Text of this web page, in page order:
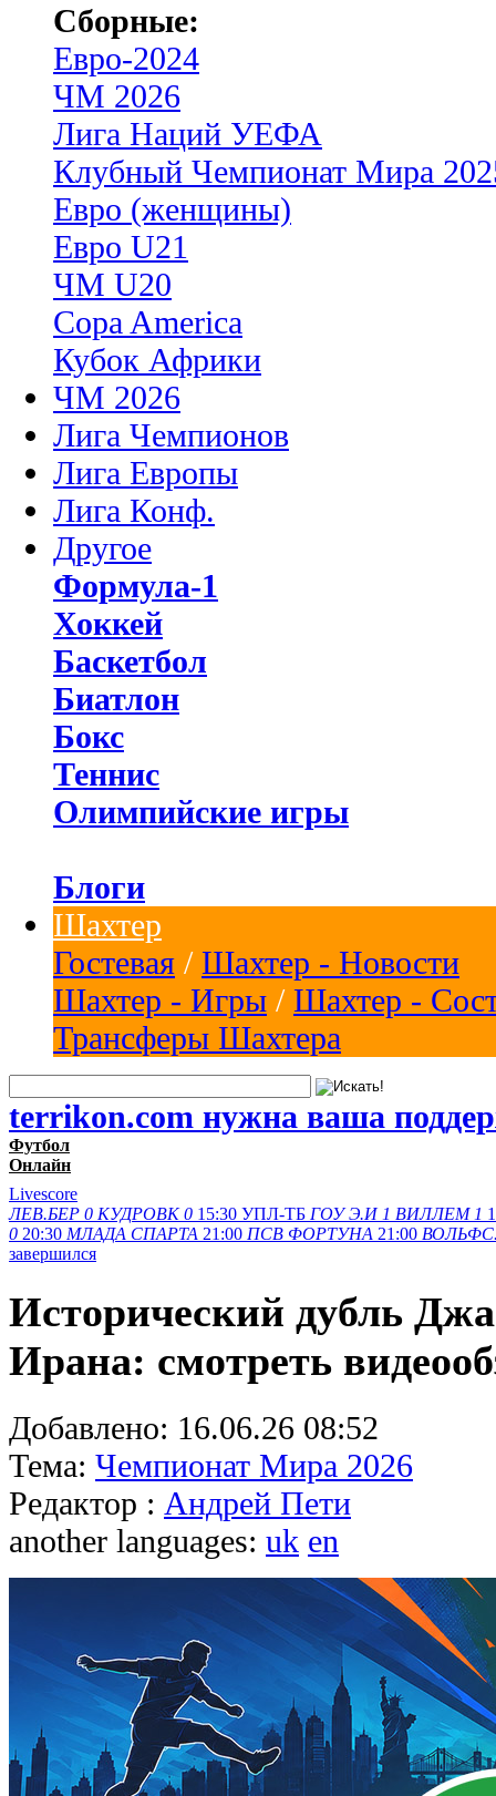
Сборные:
Евро-2024
ЧМ 2026
Лига Наций УЕФА
Клубный Чемпионат Мира
Евро (женщины)
Евро U21
ЧМ U20
Copa America
Кубок Африки
ЧМ 2026
Лига Чемпионов
Лига Европы
Лига Конф.
Другое
Формула-1
Хоккей
Баскетбол
Биатлон
Бокс
Теннис
Олимпийские игры
Блоги
Шахтер
Гостевая / Шахтер - Новости
Шахтер - Игры / Шахтер -
Трансферы Шахтера
terrikon.com нужна ваша
Футбол
Онлайн
Livescore
ЛЕВ.БЕР 0 КУДРОВК 0 15:30 УПЛ-ТБ ГОУ Э.И 1 ВИЛЛЕМ 1
0 20:30 МЛАДА СПАРТА 21:00 ПСВ ФОРТУНА 21:00
завершился
Исторический дубль
Ирана: смотреть
Добавлено: 16.06.26 08:52
Тема: Чемпионат Мира 2026
Редактор : Андрей Пети
another languages: uk en